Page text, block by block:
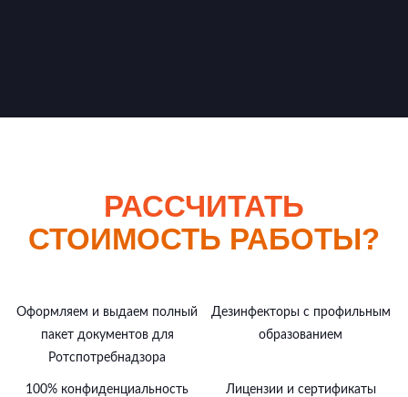
РАССЧИТАТЬ
СТОИМОСТЬ РАБОТЫ?
Оформляем и выдаем полный
пакет документов для
Ротспотребнадзора
Дезинфекторы с профильным
образованием
100% конфиденциальность Лицензии и сертификаты